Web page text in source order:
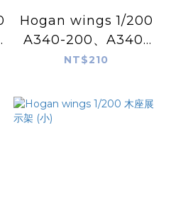
Hogan wings 1/200
A340-200、A340-
300 起落架機輪組
NT$210